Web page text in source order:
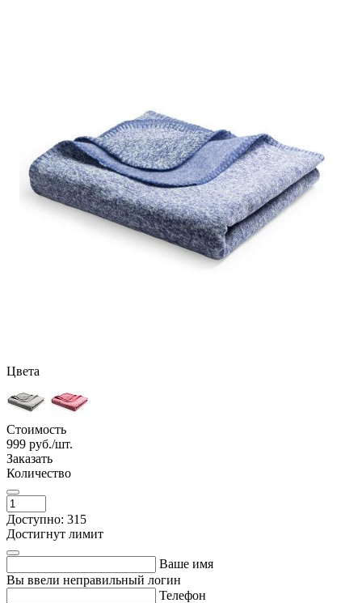
Цвета
Стоимость
999 руб./шт.
Заказать
Количество
Доступно: 315
Достигнут лимит
Ваше имя
Вы ввели неправильный логин
Телефон